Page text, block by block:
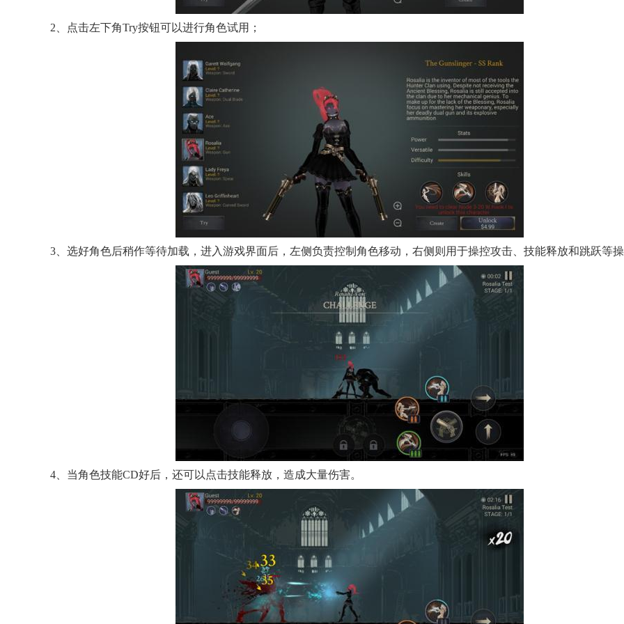
2、点击左下角Try按钮可以进行角色试用；
3、选好角色后稍作等待加载，进入游戏界面后，左侧负责控制角色移动，右侧则用于操控攻击、技能释放和跳跃等
4、当角色技能CD好后，还可以点击技能释放，造成大量伤害。